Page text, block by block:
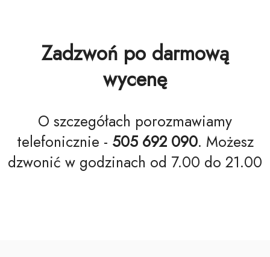
Zadzwoń po darmową
wycenę
O szczegółach porozmawiamy
telefonicznie - 505 692 090. Możesz
dzwonić w godzinach od 7.00 do 21.00